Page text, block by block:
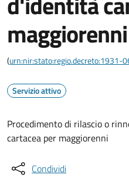
maggiorenni
(urn:nir:stato:regio.decreto:1931-
Servizio attivo
Procedimento di rilascio o
cartacea per maggiorenni
Condividi